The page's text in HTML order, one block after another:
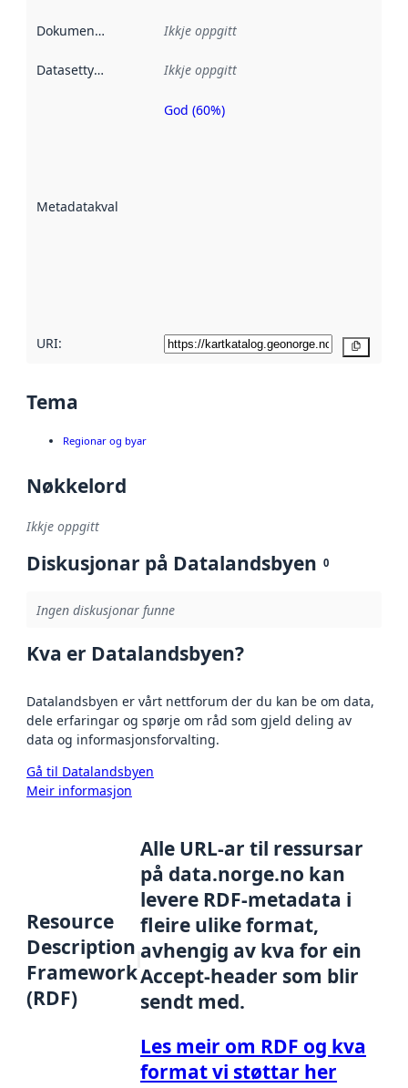
Dokumentasjon Ikkje oppgitt
Datasettype Ikkje oppgitt
Metadatakvalitet
Metadatakvalitet
God (60%)
URI:
Tema
Regionar og byar
Nøkkelord
Ikkje oppgitt
Diskusjonar på Datalandsbyen 0
Ingen diskusjonar funne
Kva er Datalandsbyen?
Datalandsbyen er vårt nettforum der du kan be om data,
dele erfaringar og spørje om råd som gjeld deling av
data og informasjonsforvalting.
Gå til Datalandsbyen
Meir informasjon
Resource
Description
Framework
(RDF)
Alle URL-ar til ressursar
på data.norge.no kan
levere RDF-metadata i
fleire ulike format,
avhengig av kva for ein
Accept-header som blir
sendt med.
Les meir om RDF og kva
format vi støttar her